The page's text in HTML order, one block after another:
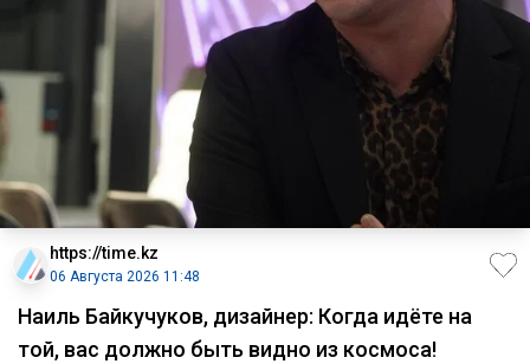
https://time.kz
06 Августа 2026 11:48
Наиль Байкучуков, дизайнер: Когда идёте на
той, вас должно быть видно из космоса!